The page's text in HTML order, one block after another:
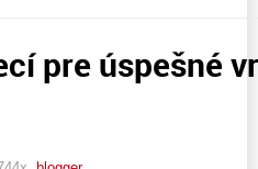
pre úspešné